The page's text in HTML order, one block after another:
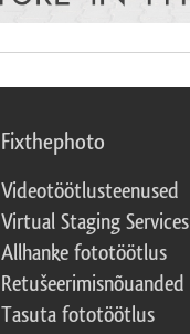
Fixthephoto
Videotöötlusteenused
Virtual Staging Services
Allhanke fototöötlus
Retušeerimisnõuanded
Tasuta fototöötlus